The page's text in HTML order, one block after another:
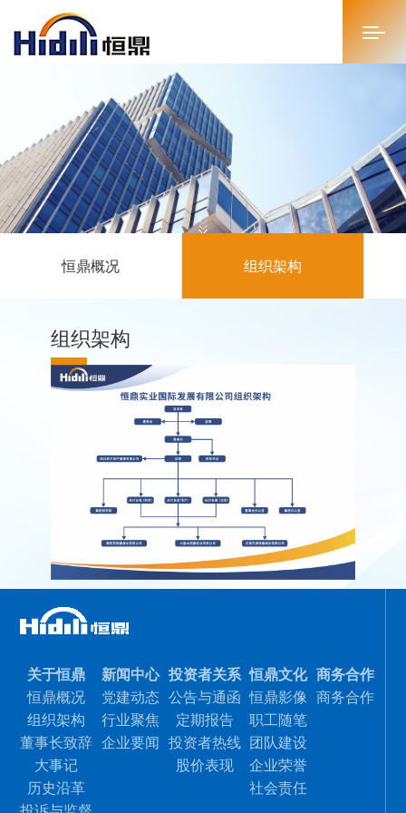
首页
关于恒鼎
新闻中心
人才招聘
恒鼎概况 组织架构
组织架构
关于恒鼎
恒鼎概况
组织架构
董事长致辞
大事记
历史沿革
新闻中心
党建动态
行业聚焦
企业要闻
投资者关系
公告与通函
定期报告
投资者热线
股价表现
恒鼎文化
恒鼎影像
职工随笔
团队建设
企业荣誉
社会责任
商务合作
商务合作